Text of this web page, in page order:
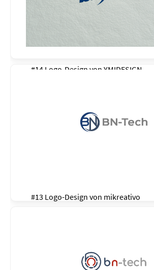
#14 Logo-Design von YMIDESIGN
#13 Logo-Design von mikreativo